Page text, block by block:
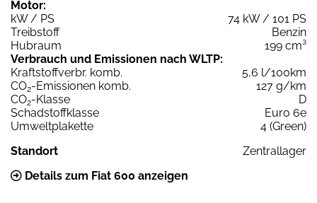
Motor:
kW / PS
74 kW / 101 PS
Treibstoff
Benzin
Hubraum
199 cm³
Verbrauch und Emissionen nach WLTP:
Kraftstoffverbr. komb.
5,6 l/100km
CO2-Emissionen komb.
127 g/km
CO2-Klasse
D
Schadstoffklasse
Euro 6e
Umweltplakette
4 (Green)
Standort
Zentrallager
Details zum Fiat 600 anzeigen